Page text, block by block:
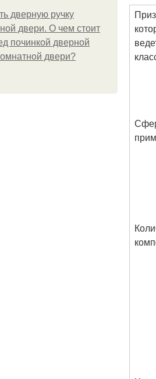
дверную ручку
двери. О чем стоит
починкой дверной
двери?